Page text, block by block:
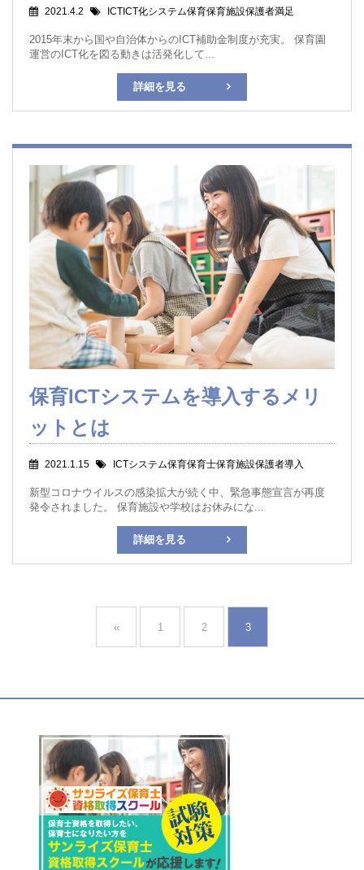
2021.4.2 ICTICT化システム保育保育施設保護者満足
2015年末から国や自治体からのICT補助金制度が充実。 保育園
運営のICT化を図る動きは活発化して...
詳細を見る
保育ICTシステムを導入するメリ
ットとは
2021.1.15 ICTシステム保育保育士保育施設保護者導入
新型コロナウイルスの感染拡大が続く中、緊急事態宣言が再度
発令されました。 保育施設や学校はお休みにな...
詳細を見る
« 1 2 3